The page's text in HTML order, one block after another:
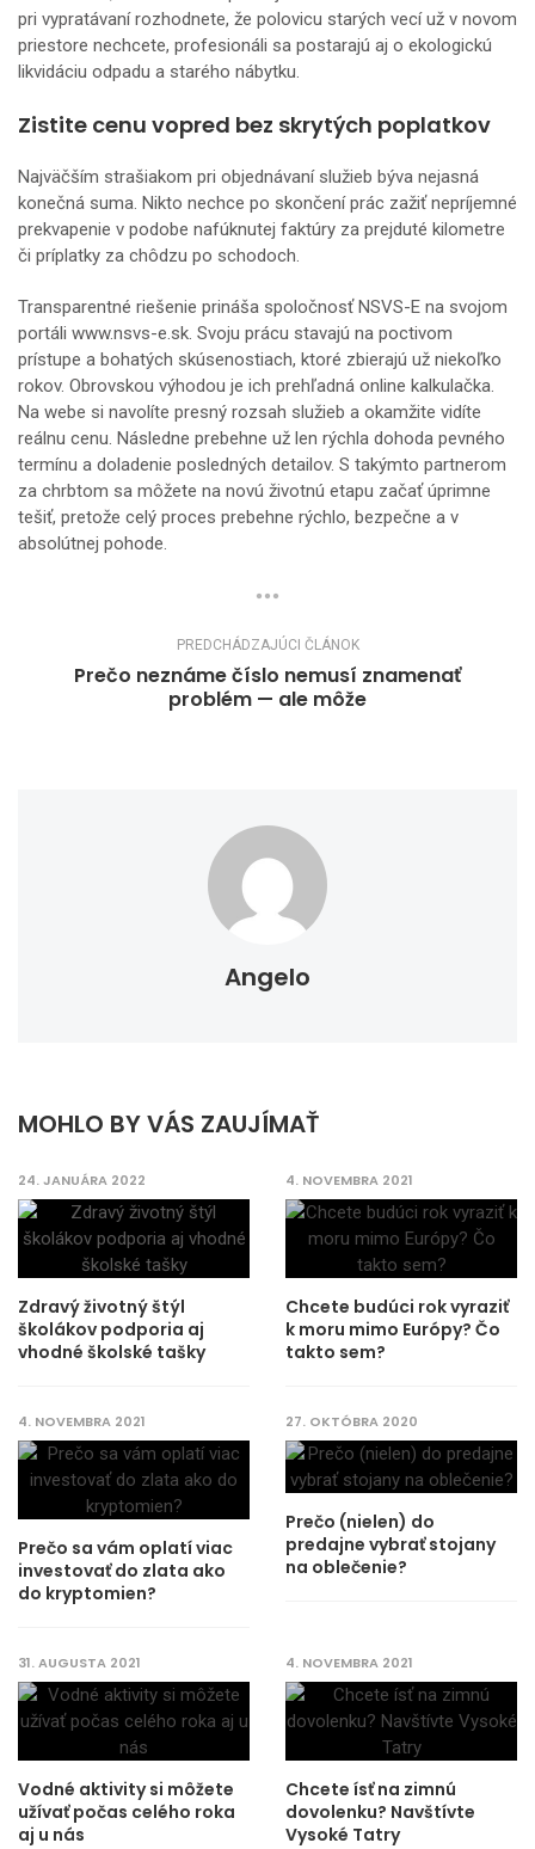
pri vypratávaní rozhodnete, že polovicu starých vecí už v novom
priestore nechcete, profesionáli sa postarajú aj o ekologickú
likvidáciu odpadu a starého nábytku.
Zistite cenu vopred bez skrytých poplatkov
Najväčším strašiakom pri objednávaní služieb býva nejasná
konečná suma. Nikto nechce po skončení prác zažiť nepríjemné
prekvapenie v podobe nafúknutej faktúry za prejduté kilometre
či príplatky za chôdzu po schodoch.
Transparentné riešenie prináša spoločnosť NSVS-E na svojom
portáli www.nsvs-e.sk. Svoju prácu stavajú na poctivom
prístupe a bohatých skúsenostiach, ktoré zbierajú už niekoľko
rokov. Obrovskou výhodou je ich prehľadná online kalkulačka.
Na webe si navolíte presný rozsah služieb a okamžite vidíte
reálnu cenu. Následne prebehne už len rýchla dohoda pevného
termínu a doladenie posledných detailov. S takýmto partnerom
za chrbtom sa môžete na novú životnú etapu začať úprimne
tešiť, pretože celý proces prebehne rýchlo, bezpečne a v
absolútnej pohode.
PREDCHÁDZAJÚCI ČLÁNOK
Prečo neznáme číslo nemusí znamenať
problém — ale môže
Angelo
MOHLO BY VÁS ZAUJÍMAŤ
24. JANUÁRA 2022
Zdravý životný štýl
školákov podporia aj
vhodné školské tašky
4. NOVEMBRA 2021
Chcete budúci rok vyraziť
k moru mimo Európy? Čo
takto sem?
4. NOVEMBRA 2021
Prečo sa vám oplatí viac
investovať do zlata ako
do kryptomien?
27. OKTÓBRA 2020
Prečo (nielen) do
predajne vybrať stojany
na oblečenie?
31. AUGUSTA 2021
Vodné aktivity si môžete
užívať počas celého roka
aj u nás
4. NOVEMBRA 2021
Chcete ísť na zimnú
dovolenku? Navštívte
Vysoké Tatry